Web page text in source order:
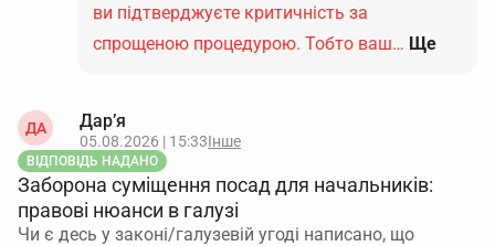
ви підтверджуєте критичність за
спрощеною процедурою. Тобто ваш… Ще
ДА Дар’я
05.08.2026 | 15:33Інше
ВІДПОВІДЬ НАДАНО
Заборона суміщення посад для начальників:
правові нюанси в галузі
Чи є десь у законі/галузевій угоді написано, що